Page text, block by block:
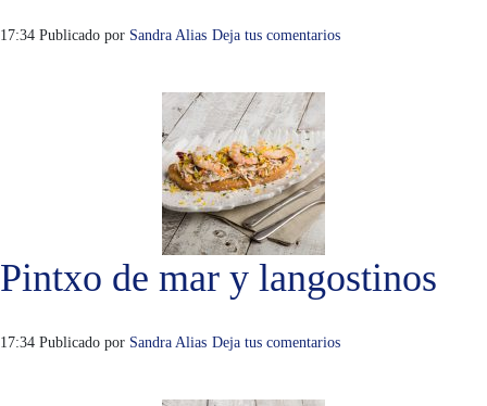
17:34 Publicado por Sandra Alias Deja tus comentarios
Pintxo de mar y langostinos
17:34 Publicado por Sandra Alias Deja tus comentarios